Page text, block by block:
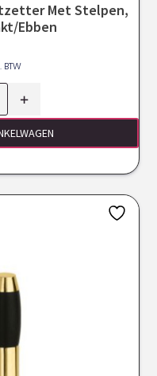
Met Stelpen,
Ebben
BTW
+